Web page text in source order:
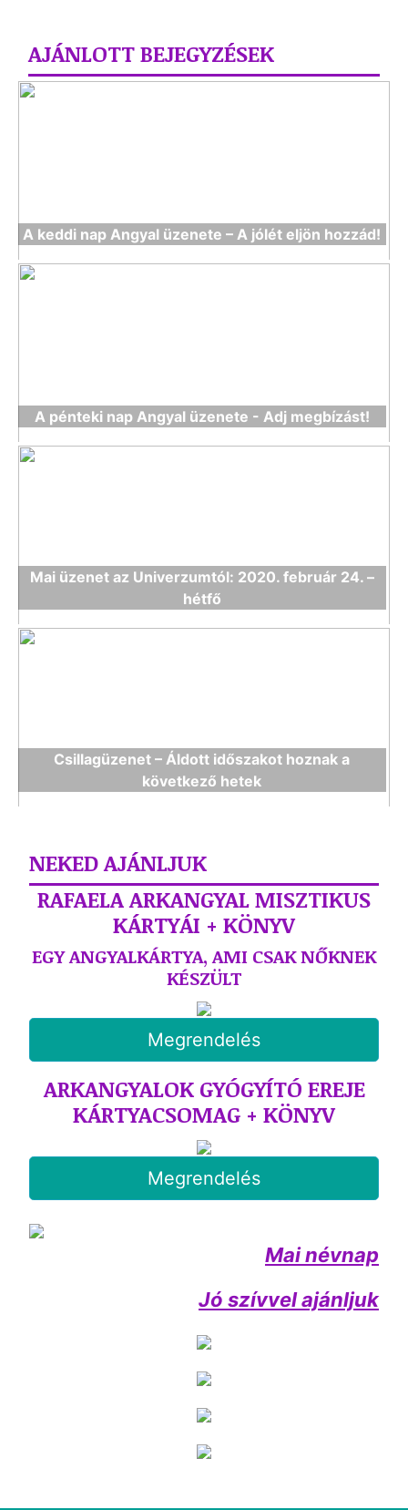
AJÁNLOTT BEJEGYZÉSEK
A keddi nap Angyal üzenete – A jólét eljön hozzád!
A pénteki nap Angyal üzenete - Adj megbízást!
Mai üzenet az Univerzumtól: 2020. február 24. –
hétfő
Csillagüzenet – Áldott időszakot hoznak a
következő hetek
NEKED AJÁNLJUK
RAFAELA ARKANGYAL MISZTIKUS
KÁRTYÁI + KÖNYV
EGY ANGYALKÁRTYA, AMI CSAK NŐKNEK
KÉSZÜLT
Megrendelés
ARKANGYALOK GYÓGYÍTÓ EREJE
KÁRTYACSOMAG + KÖNYV
Megrendelés
Mai névnap
Jó szívvel ajánljuk